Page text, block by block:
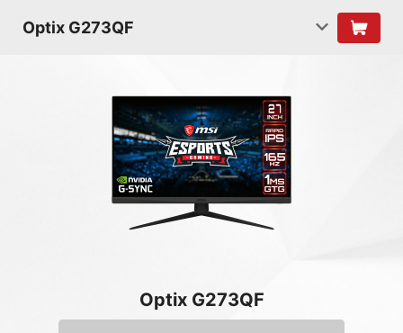
Optix G273QF
Optix G273QF